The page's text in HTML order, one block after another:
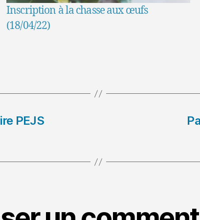
Inscription à la chasse aux œufs
(18/04/22)
PEJS